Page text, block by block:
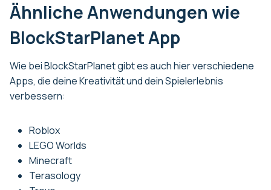
Ähnliche Anwendungen wie
BlockStarPlanet App
Wie bei BlockStarPlanet gibt es auch hier verschiedene
Apps, die deine Kreativität und dein Spielerlebnis
verbessern:
Roblox
LEGO Worlds
Minecraft
Terasology